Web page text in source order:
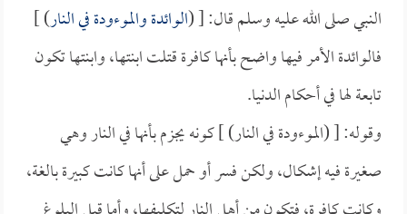
النبي صلى الله عليه وسلم قال: [ (الوائدة والموءودة في النار) ]
فالوائدة الأمر فيها واضح بأنها كافرة قتلت ابنتها، وابنتها تكون
تابعة لها في أحكام الدنيا.
وقوله: [ (الموءودة في النار) ] كونه يجزم بأنها في النار وهي
صغيرة فيه إشكال، ولكن فسر أو حمل على أنها كانت كبيرة بالغة،